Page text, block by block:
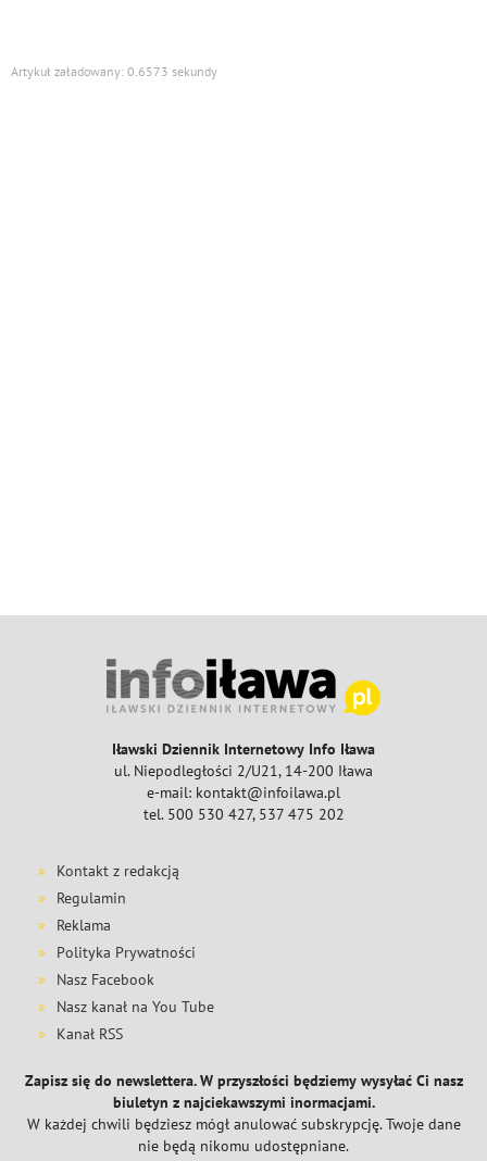
Artykuł załadowany: 0.6573 sekundy
Iławski Dziennik Internetowy Info Iława
ul. Niepodległości 2/U21, 14-200 Iława
e-mail: kontakt@infoilawa.pl
tel. 500 530 427, 537 475 202
Kontakt z redakcją
Regulamin
Reklama
Polityka Prywatności
Nasz Facebook
Nasz kanał na You Tube
Kanał RSS
Zapisz się do newslettera. W przyszłości będziemy wysyłać Ci nasz
biuletyn z najciekawszymi inormacjami.
W każdej chwili będziesz mógł anulować subskrypcję. Twoje dane
nie będą nikomu udostępniane.